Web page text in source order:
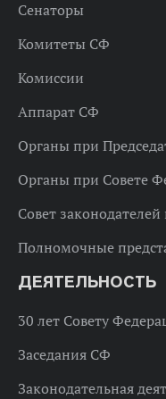
Сенаторы
Комитеты СФ
Комиссии
Аппарат СФ
Органы при
Органы при Совете
Совет
Полномочные
ДЕЯТЕЛЬНОСТЬ
30 лет Совету
Заседания СФ
Законодательная